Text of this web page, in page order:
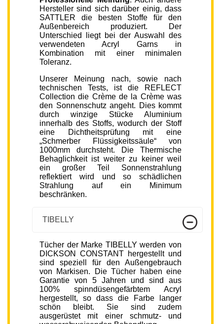
Hersteller sind sich darüber einig, dass
SATTLER die besten Stoffe für den
Außenbereich produziert. Der
Unterschied liegt bei der Auswahl des
verwendeten Acryl Garns in
Kombination mit einer minimalen
Toleranz.
Unserer Meinung nach, sowie nach
technischen Tests, ist die REFLECT
Collection die Crème de la Crème was
den Sonnenschutz angeht. Dies kommt
durch winzige Stücke Aluminium
innerhalb des Stoffs, wodurch der Stoff
eine Dichtheitsprüfung mit eine
„Schmerber Flüssigkeitssäule“ von
1000mm durchsteht. Die Thermische
Behaglichkeit ist weiter zu keiner weil
ein großer Teil Sonnenstrahlung
reflektiert wird und so schädlichen
Strahlung auf ein Minimum
beschränken.
TIBELLY
Tücher der Marke TIBELLY werden von
DICKSON CONSTANT hergestellt und
sind speziell für den Außengebrauch
von Markisen. Die Tücher haben eine
Garantie von 5 Jahren und sind aus
100% spinndüsengefärbtem Acryl
hergestellt, so dass die Farbe langer
schön bleibt. Sie sind zudem
ausgerüstet mit einer schmutz- und